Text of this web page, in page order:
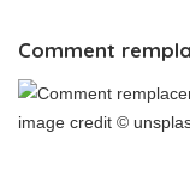
Comment
image credit ©